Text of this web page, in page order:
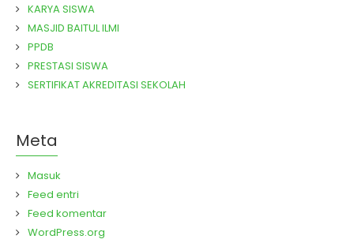
KARYA SISWA
MASJID BAITUL ILMI
PPDB
PRESTASI SISWA
SERTIFIKAT AKREDITASI SEKOLAH
Meta
Masuk
Feed entri
Feed komentar
WordPress.org